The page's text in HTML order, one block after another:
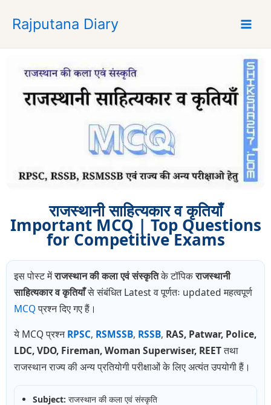
p
Rajputana Diary
राजस्थानी साहित्यकार व कृतियाँ
Important MCQ | Top Questions
for Competitive Exams
इस पोस्ट मेंराजस्थान की कला एवं संस्कृतिके टॉपिकराजस्थानी
साहित्यकार व कृतियाँसे संबंधित Latest व पूर्णतः updated महत्वपूर्ण
MCQप्रश्न दिए गए हैं।
ये MCQ प्रश्नRPSC, RSMSSB, RSSB, RAS, Patwar, Police,
LDC, VDO, Fireman, Woman Superwiser, REETतथा
राजस्थान राज्य की अन्य प्रतियोगी परीक्षाओं के लिए अत्यंत उपयोगी हैं।
Subject: राजस्थान की कला एवं संस्कृति